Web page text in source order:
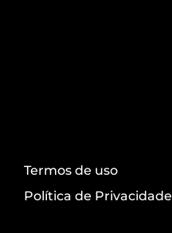
Termos de uso
Política de Privacidade